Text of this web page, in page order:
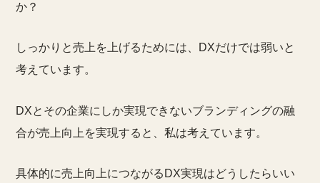
か？
しっかりと売上を上げるためには、DXだけでは弱いと
考えています。
DXとその企業にしか実現できないブランディングの融
合が売上向上を実現すると、私は考えています。
具体的に売上向上につながるDX実現はどうしたらいい